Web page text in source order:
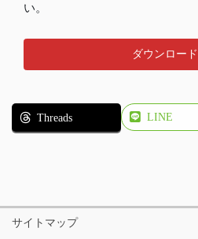
い。
ダウンロード
Threads LINE
サイトマップ